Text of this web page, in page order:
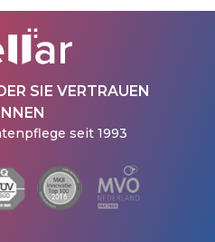
SIE VERTRAUEN
seit 1993